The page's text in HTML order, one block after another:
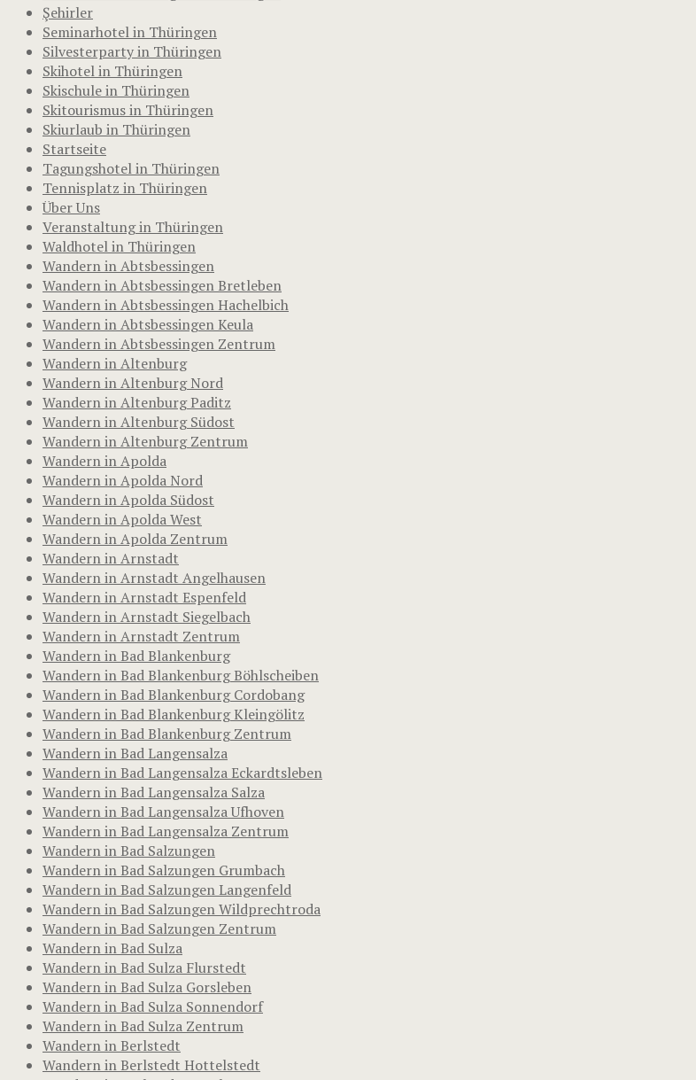
Şehirler
Seminarhotel in Thüringen
Silvesterparty in Thüringen
Skihotel in Thüringen
Skischule in Thüringen
Skitourismus in Thüringen
Skiurlaub in Thüringen
Startseite
Tagungshotel in Thüringen
Tennisplatz in Thüringen
Über Uns
Veranstaltung in Thüringen
Waldhotel in Thüringen
Wandern in Abtsbessingen
Wandern in Abtsbessingen Bretleben
Wandern in Abtsbessingen Hachelbich
Wandern in Abtsbessingen Keula
Wandern in Abtsbessingen Zentrum
Wandern in Altenburg
Wandern in Altenburg Nord
Wandern in Altenburg Paditz
Wandern in Altenburg Südost
Wandern in Altenburg Zentrum
Wandern in Apolda
Wandern in Apolda Nord
Wandern in Apolda Südost
Wandern in Apolda West
Wandern in Apolda Zentrum
Wandern in Arnstadt
Wandern in Arnstadt Angelhausen
Wandern in Arnstadt Espenfeld
Wandern in Arnstadt Siegelbach
Wandern in Arnstadt Zentrum
Wandern in Bad Blankenburg
Wandern in Bad Blankenburg Böhlscheiben
Wandern in Bad Blankenburg Cordobang
Wandern in Bad Blankenburg Kleingölitz
Wandern in Bad Blankenburg Zentrum
Wandern in Bad Langensalza
Wandern in Bad Langensalza Eckardtsleben
Wandern in Bad Langensalza Salza
Wandern in Bad Langensalza Ufhoven
Wandern in Bad Langensalza Zentrum
Wandern in Bad Salzungen
Wandern in Bad Salzungen Grumbach
Wandern in Bad Salzungen Langenfeld
Wandern in Bad Salzungen Wildprechtroda
Wandern in Bad Salzungen Zentrum
Wandern in Bad Sulza
Wandern in Bad Sulza Flurstedt
Wandern in Bad Sulza Gorsleben
Wandern in Bad Sulza Sonnendorf
Wandern in Bad Sulza Zentrum
Wandern in Berlstedt
Wandern in Berlstedt Hottelstedt